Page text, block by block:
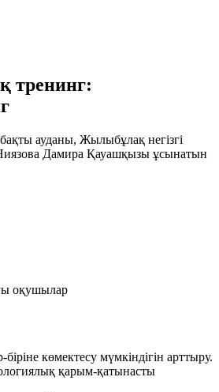
тренинг:
ауданы, Жылыбұлақ негізгі
Дамира Қауашқызы ұсынатын
оқушылар
көмектесу мүмкіндігін арттыру.
қарым-қатынасты